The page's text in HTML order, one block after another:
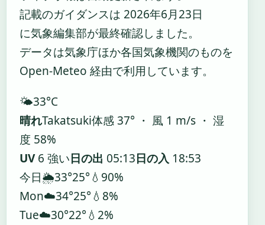
記載のガイダンスは 2026年6月23日
に気象編集部が最終確認しました。
データは気象庁ほか各国気象機関のものを
Open-Meteo 経由で利用しています。
🌤️33°C
晴れTakatsuki体感 37° ・ 風 1 m/s ・ 湿
度 58%
UV6 強い日の出 05:13日の入 18:53
今日🌦️33°25°💧90%
Mon☁️34°25°💧8%
Tue☁️30°22°💧2%